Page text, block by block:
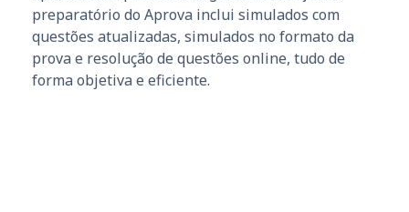
preparatório do Aprova inclui simulados com
questões atualizadas, simulados no formato da
prova e resolução de questões online, tudo de
forma objetiva e eficiente.